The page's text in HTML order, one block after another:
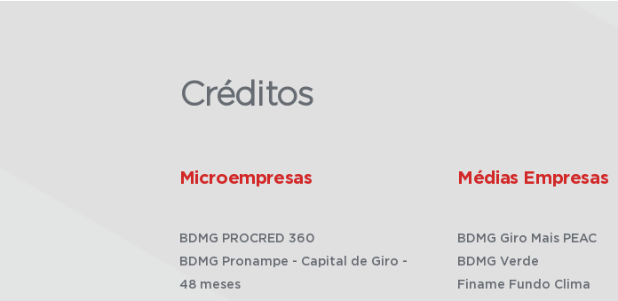
Créditos
Microempresas
BDMG PROCRED 360
BDMG Pronampe - Capital de Giro -
48 meses
Médias Empresas
BDMG Giro Mais PEAC
BDMG Verde
Finame Fundo Clima